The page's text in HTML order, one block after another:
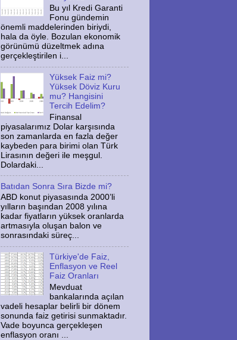
Bu yıl Kredi Garanti
Fonu gündemin
önemli maddelerinden biriydi,
hala da öyle. Bozulan ekonomik
görünümü düzeltmek adına
gerçekleştirilen i...
Yüksek Faiz mi?
Yüksek Döviz Kuru
mu? Hangisini
Tercih Edelim?
Finansal
piyasalarımız Dolar karşısında
son zamanlarda en fazla değer
kaybeden para birimi olan Türk
Lirasının değeri ile meşgul.
Dolardaki...
Batıdan Sonra Sıra Bizde mi?
ABD konut piyasasında 2000’li
yılların başından 2008 yılına
kadar fiyatların yüksek oranlarda
artmasıyla oluşan balon ve
sonrasındaki süreç...
Türkiye'de Faiz,
Enflasyon ve Reel
Faiz Oranları
Mevduat
bankalarında açılan
vadeli hesaplar belirli bir dönem
sonunda faiz getirisi sunmaktadır.
Vade boyunca gerçekleşen
enflasyon oranı ...